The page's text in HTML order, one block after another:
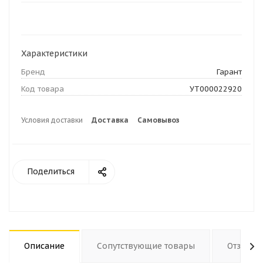
Характеристики
Бренд
Гарант
Код товара
УТ000022920
Условия доставки Доставка Самовывоз
Поделиться
Описание Сопутствующие товары Отзывы